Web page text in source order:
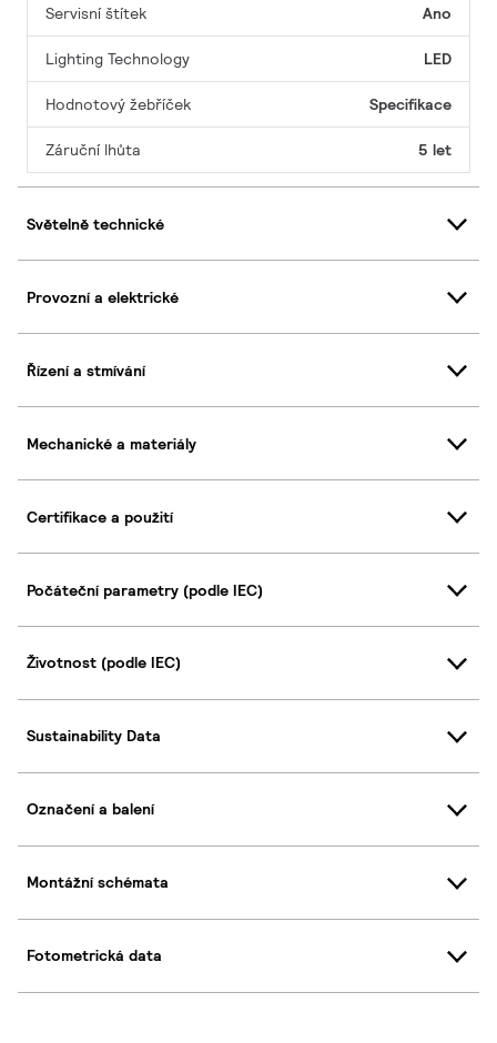
Servisní štítek Ano
Lighting Technology LED
Hodnotový žebříček Specifikace
Záruční lhůta 5 let
Světelně technické
Provozní a elektrické
Řízení a stmívání
Mechanické a materiály
Certifikace a použití
Počáteční parametry (podle IEC)
Životnost (podle IEC)
Sustainability Data
Označení a balení
Montážní schémata
Fotometrická data